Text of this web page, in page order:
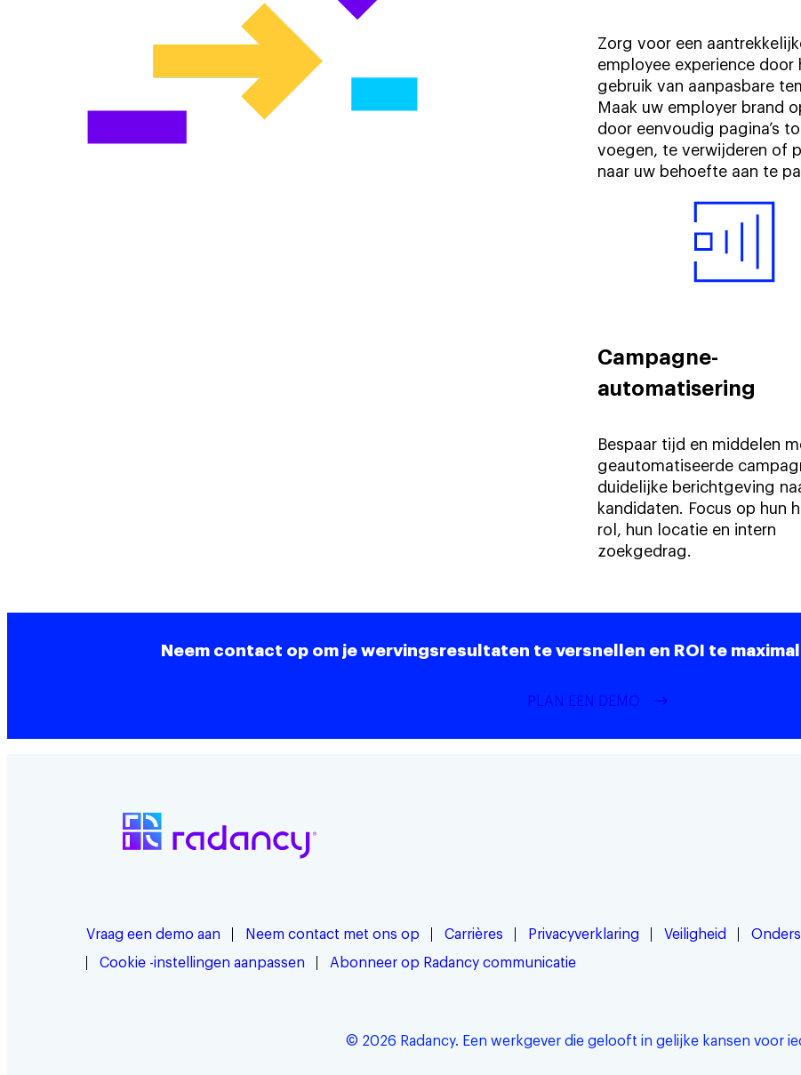
Zorg voor een
employee experience door
gebruik van aanpasbare
Maak uw employer brand
door eenvoudig pagina’s
voegen, te verwijderen of
naar uw behoefte aan te
Campagne-
automatisering
Bespaar tijd en middelen
geautomatiseerde
duidelijke berichtgeving
kandidaten. Focus op hun
rol, hun locatie en intern
zoekgedrag.
Neem contact op om je wervingsresultaten te versnellen en ROI te
PLAN EEN DEMO
Vraag een demo aan Neem contact met ons op Carrières Privacyverklaring Veiligheid
Cookie -instellingen aanpassen
Abonneer op Radancy communicatie
© 2026 Radancy. Een werkgever die gelooft in gelijke kansen voor